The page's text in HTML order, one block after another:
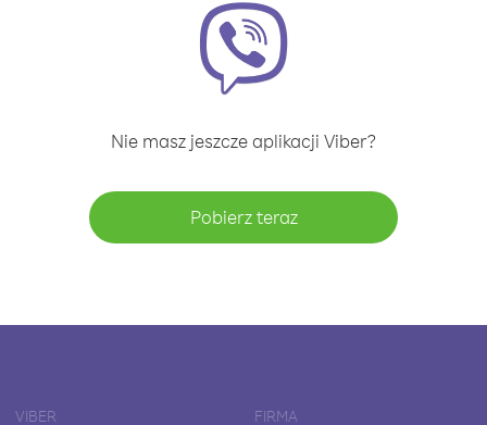
Nie masz jeszcze aplikacji Viber?
Pobierz teraz
VIBER FIRMA